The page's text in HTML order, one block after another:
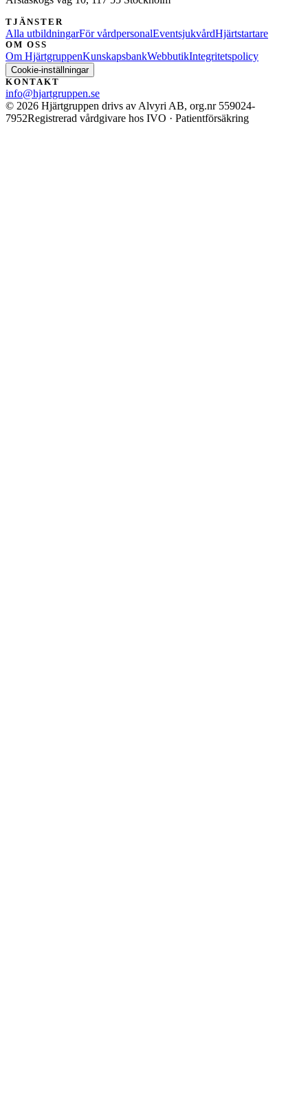
TJÄNSTER
Alla utbildningarFör vårdpersonalEventsjukvårdHjärtstartare
OM OSS
Om HjärtgruppenKunskapsbankWebbutikIntegritetspolicy
Cookie-inställningar
KONTAKT
info@hjartgruppen.se
© 2026 Hjärtgruppen drivs av Alvyri AB, org.nr 559024-
7952Registrerad vårdgivare hos IVO · Patientförsäkring